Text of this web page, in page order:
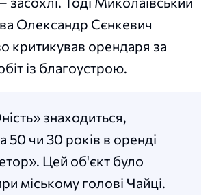
Олександр Сєнкевич
критикував орендаря за
із благоустрою.
знаходиться,
50 чи 30 років в оренді
Цей об'єкт було
міському голові Чайці.